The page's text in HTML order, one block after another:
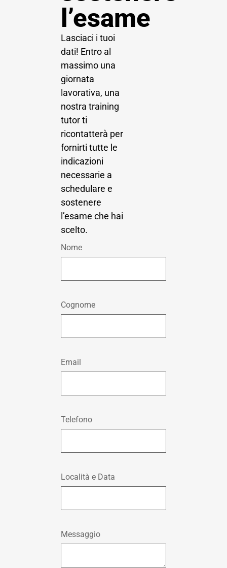
l’esame
Lasciaci i tuoi
dati! Entro al
massimo una
giornata
lavorativa, una
nostra training
tutor ti
ricontatterà per
fornirti tutte le
indicazioni
necessarie a
schedulare e
sostenere
l’esame che hai
scelto.
Nome
Cognome
Email
Telefono
Località e Data
Messaggio